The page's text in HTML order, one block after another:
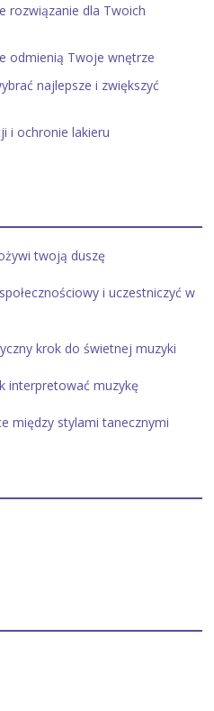
rozwiązanie dla Twoich
odmienią Twoje wnętrze
najlepsze i zwiększyć
i ochronie lakieru
twoją duszę
i uczestniczyć w
krok do świetnej muzyki
interpretować muzykę
między stylami tanecznymi